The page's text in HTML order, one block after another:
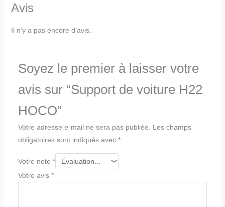
Avis
Il n’y a pas encore d’avis.
Soyez le premier à laisser votre
avis sur “Support de voiture H22
HOCO”
Votre adresse e-mail ne sera pas publiée.
Les champs
obligatoires sont indiqués avec *
Votre note *
Votre avis *